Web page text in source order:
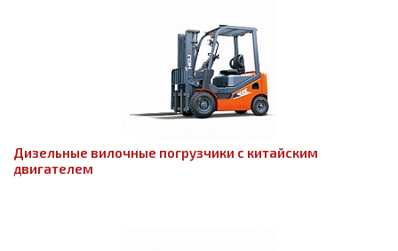
Дизельные вилочные погрузчики с китайским
двигателем